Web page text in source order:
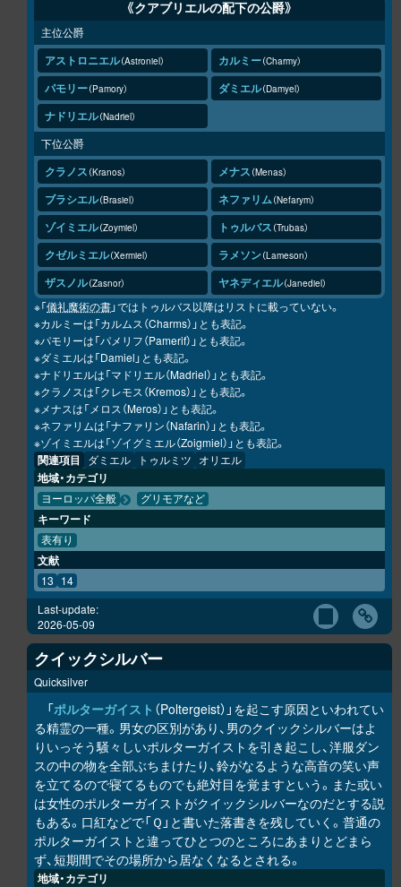
《クアブリエルの配下の公爵》
主位公爵
アストロニエル Astroniel カルミー Charmy
パモリー Pamory ダミエル Damyel
ナドリエル Nadriel
下位公爵
クラノス Kranos メナス Menas
ブラシエル Brasiel ネファリム Nefarym
ゾイミエル Zoymiel トゥルバス Trubas
クゼルミエル Xermiel ラメソン Lameson
ザスノル Zasnor ヤネディエル Janediel
※「儀礼魔術の書」ではトゥルバス以降はリストに載っていない。
※カルミーは「カルムス（Charms）」とも表記。
※パモリーは「パメリフ（Pamerif）」とも表記。
※ダミエルは「Damiel」とも表記。
※ナドリエルは「マドリエル（Madriel）」とも表記。
※クラノスは「クレモス（Kremos）」とも表記。
※メナスは「メロス（Meros）」とも表記。
※ネファリムは「ナファリン（Nafarin）」とも表記。
※ゾイミエルは「ゾイグミエル（Zoigmiel）」とも表記。
関連項目 ダミエル トゥルミツ オリエル
地域・カテゴリ
ヨーロッパ全般 グリモアなど
キーワード
表有り
文献
13 14
Last-update:
2026-05-09
クイックシルバー
Quicksilver
「ポルターガイスト （Poltergeist）」を起こす原因といわれてい
る精霊の一種。男女の区別があり、男のクイックシルバーはよ
りいっそう騒々しいポルターガイストを引き起こし、洋服ダン
スの中の物を全部ぶちまけたり、鈴がなるような高音の笑い声
を立てるので寝てるものでも絶対目を覚ますという。また或い
は女性のポルターガイストがクイックシルバーなのだとする説
もある。口紅などで「Ｑ」と書いた落書きを残していく。普通の
ポルターガイストと違ってひとつのところにあまりとどまら
ず、短期間でその場所から居なくなるとされる。
地域・カテゴリ